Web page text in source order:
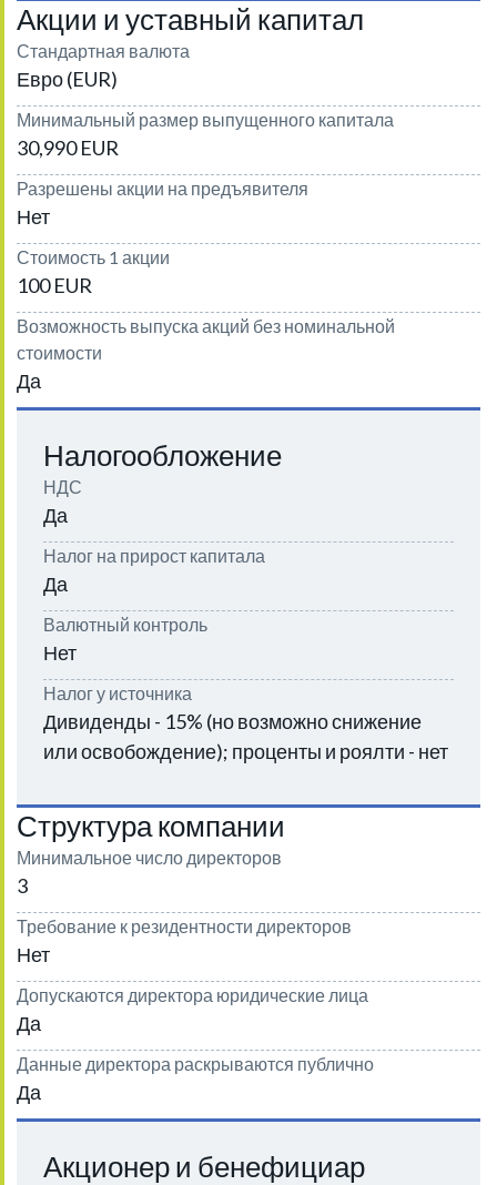
Акции и уставный капитал
Стандартная валюта
Евро (EUR)
Минимальный размер выпущенного капитала
30,990 EUR
Разрешены акции на предъявителя
Нет
Стоимость 1 акции
100 EUR
Возможность выпуска акций без номинальной
стоимости
Да
Налогообложение
НДС
Да
Налог на прирост капитала
Да
Валютный контроль
Нет
Налог у источника
Дивиденды - 15% (но возможно снижение
или освобождение); проценты и роялти - нет
Структура компании
Минимальное число директоров
3
Требование к резидентности директоров
Нет
Допускаются директора юридические лица
Да
Данные директора раскрываются публично
Да
Акционер и бенефициар